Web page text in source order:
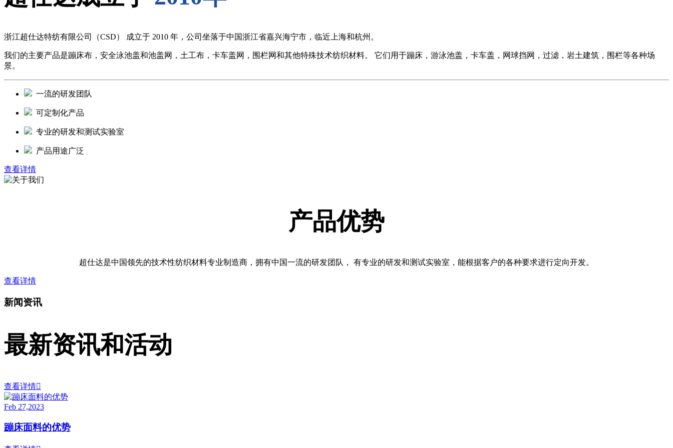
浙江超仕达特纺有限公司（CSD） 成立于 2010 年，公司坐落于中国浙江省嘉兴海宁市，临近上海和杭州。
我们的主要产品是蹦床布，安全泳池盖和池盖网，土工布，卡车盖网，围栏网和其他特殊技术纺织材料。 它们用于蹦床，游泳池盖，卡车盖，网球挡网，过滤，岩土建筑，围栏等各种场
景。
一流的研发团队
可定制化产品
专业的研发和测试实验室
产品用途广泛
查看详情
产品优势
超仕达是中国领先的技术性纺织材料专业制造商，拥有中国一流的研发团队， 有专业的研发和测试实验室，能根据客户的各种要求进行定向开发。
查看详情
新闻资讯
最新资讯和活动
查看详情
Feb 27,2023
蹦床面料的优势